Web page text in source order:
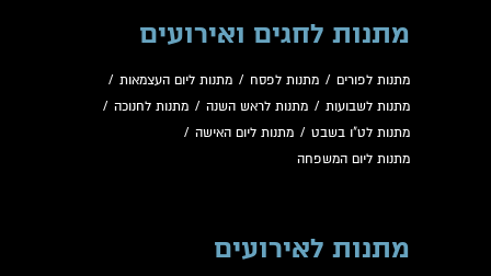
מתנות לחגים ואירועים
מתנות לפורים / מתנות לפסח / מתנות ליום העצמאות /
מתנות לשבועות / מתנות לראש השנה / מתנות לחנוכה /
מתנות לט"ו בשבט / מתנות ליום האישה /
מתנות ליום המשפחה
מתנות לאירועים